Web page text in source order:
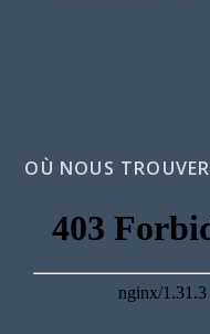
OÙ NOUS TROUVER